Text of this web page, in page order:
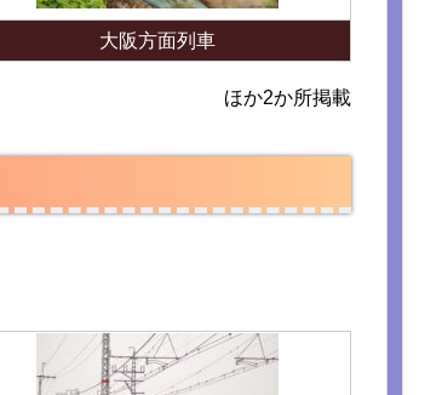
大阪方面列車
ほか2か所掲載